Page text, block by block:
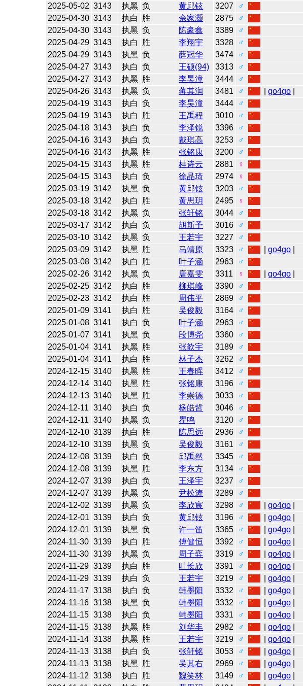
2025-05-02 3143 执黑 负 黄邱铉 3207
♂
2025-04-30 3143 执白 胜 佘家灏 2875
♂
2025-04-30 3143 执黑 负 陈豪鑫 3389
♂
2025-04-29 3143 执白 胜 李翔宇 3328
♂
2025-04-29 3143 执黑 负 薛冠华 3474
♂
2025-04-27 3143 执白 负 王硕(94) 3313
♂
2025-04-27 3143 执黑 胜 李昊潼 3444
♂
2025-04-26 3143 执黑 负 蒋其润 3481 ♂ |go4go
2025-04-19 3143 执白 负 李昊潼 3444
♂
2025-04-19 3143 执白 胜 王禹程 3010
♂
2025-04-18 3143 执白 负 李泽锐 3396
♂
2025-04-16 3143 执白 负 戴琪高 3253
♂
2025-04-16 3143 执黑 胜 张铭康 3200
♂
2025-04-15 3143 执黑 胜 桂诗云 2881
♀
2025-04-15 3143 执白 负 徐晶琦 2974
♀
2025-03-19 3142 执黑 负 黄邱铉 3203
♂
2025-03-18 3142 执白 胜 黄思玥 2495
♀
2025-03-18 3142 执黑 负 张轩铭 3044
♂
2025-03-17 3142 执白 负 胡斯予 3016
♂
2025-03-10 3142 执黑 负 王若宇 3227
♂
2025-03-09 3142 执黑 胜 马靖原 3323 ♂ |go4go
2025-03-08 3142 执白 胜 叶子涵 2963
♂
2025-02-26 3142 执黑 负 唐嘉雯 3311 ♀ |go4go
2025-02-25 3142 执白 胜 柳琪峰 3390
♂
2025-02-23 3142 执白 胜 周伟平 2869
♂
2025-01-09 3141 执白 胜 吴俊毅 3164
♂
2025-01-08 3141 执白 负 叶子涵 2963
♂
2025-01-07 3141 执黑 负 段博尧 3360
♂
2025-01-04 3141 执黑 胜 张歆宇 3189
♂
2025-01-04 3141 执白 胜 林子杰 3262
♂
2024-12-15 3140 执黑 胜 王春晖 3412
♂
2024-12-14 3140 执黑 胜 张铭康 3196
♂
2024-12-13 3140 执黑 胜 李崇德 3033
♂
2024-12-11 3140 执白 负 杨皓哲 3046
♂
2024-12-11 3140 执黑 负 瞿鸣 3120
♂
2024-12-10 3139 执白 胜 陈思远 2936
♂
2024-12-10 3139 执黑 负 吴俊毅 3161
♂
2024-12-08 3139 执白 负 邱禹然 3345
♂
2024-12-08 3139 执黑 胜 李东方 3134
♂
2024-12-07 3139 执白 负 王泽宇 3237
♂
2024-12-07 3139 执黑 负 尹松涛 3289
♂
2024-12-02 3139 执黑 负 李欣宸 3298 ♂ |go4go
2024-12-01 3139 执白 负 黄邱铉 3196 ♂ |go4go
2024-12-01 3139 执黑 负 许一笛 3365 ♂ |go4go
2024-11-30 3139 执白 胜 傅健恒 3392 ♂ |go4go
2024-11-30 3139 执黑 负 周子弈 3319 ♂ |go4go
2024-11-29 3139 执白 胜 叶长欣 3391 ♂ |go4go
2024-11-29 3139 执白 负 王若宇 3219 ♂ |go4go
2024-11-17 3138 执白 负 韩墨阳 3332 ♂ |go4go
2024-11-16 3138 执黑 负 韩墨阳 3332 ♂ |go4go
2024-11-15 3138 执白 负 韩墨阳 3331 ♂ |go4go
2024-11-15 3138 执黑 胜 刘华丰 2982 ♂ |go4go
2024-11-14 3138 执黑 胜 王若宇 3219 ♂ |go4go
2024-11-13 3138 执白 负 张轩铭 3053 ♂ |go4go
2024-11-13 3138 执黑 胜 吴其右 2969 ♂ |go4go
2024-11-12 3138 执白 胜 魏笑林 3149 ♂ |go4go